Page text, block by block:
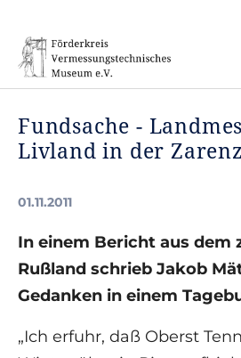
Fundsache -
Livland in der
01.11.2011
In einem Bericht aus dem
Rußland schrieb Jakob
Gedanken in einem
„Ich erfuhr, daß Oberst